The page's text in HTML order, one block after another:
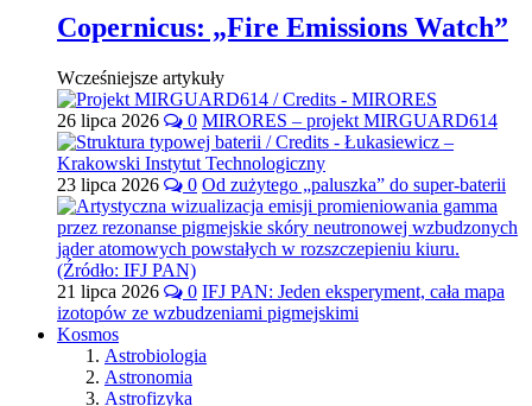
Copernicus: „Fire Emissions Watch”
Wcześniejsze artykuły
26 lipca 2026 0 MIRORES – projekt MIRGUARD614
23 lipca 2026 0 Od zużytego „paluszka” do super-baterii
21 lipca 2026 0 IFJ PAN: Jeden eksperyment, cała mapa
izotopów ze wzbudzeniami pigmejskimi
Kosmos
Astrobiologia
Astronomia
Astrofizyka